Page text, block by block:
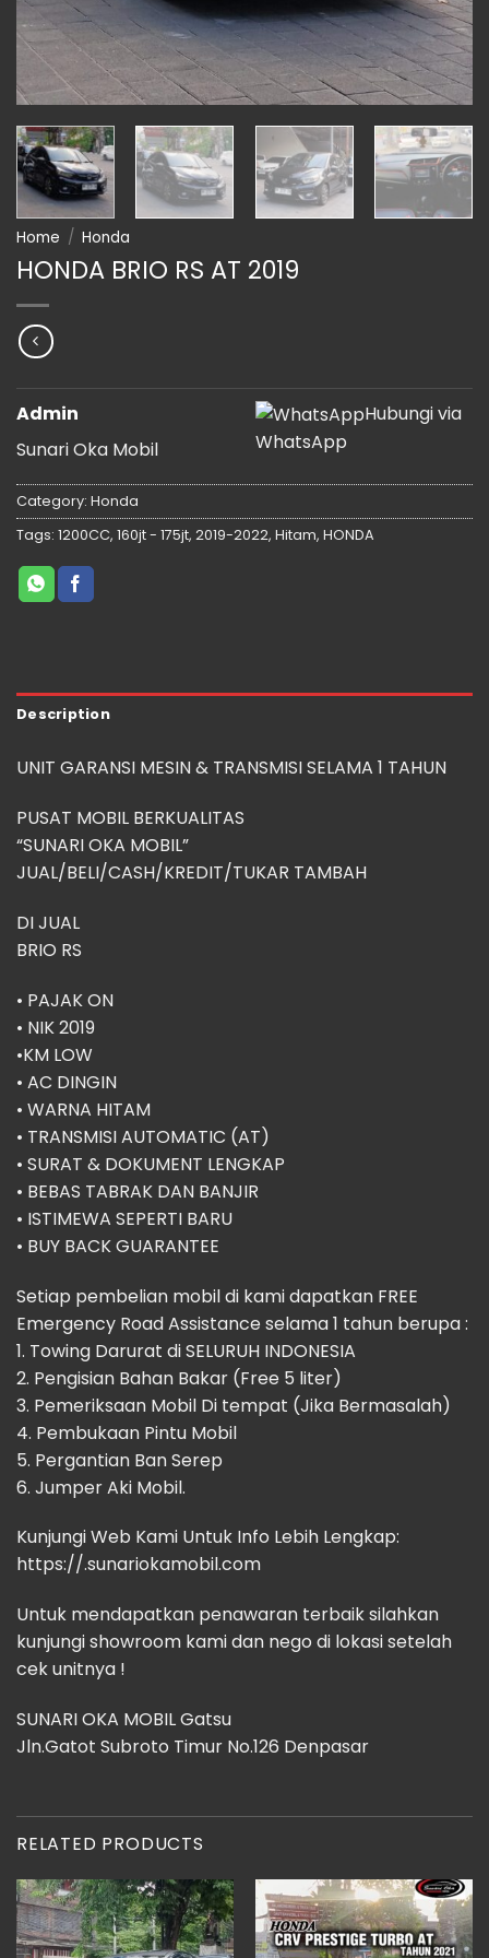
Home / Honda
HONDA BRIO RS AT 2019
Admin
Sunari Oka Mobil
Hubungi via
WhatsApp
Category: Honda
Tags: 1200CC, 160jt - 175jt, 2019-2022, Hitam, HONDA
Description
UNIT GARANSI MESIN & TRANSMISI SELAMA 1 TAHUN
PUSAT MOBIL BERKUALITAS
“SUNARI OKA MOBIL”
JUAL/BELI/CASH/KREDIT/TUKAR TAMBAH
DI JUAL
BRIO RS
•⁠ ⁠⁠PAJAK ON
•⁠ ⁠⁠NIK 2019
•KM LOW
•⁠ ⁠⁠AC DINGIN
•⁠ ⁠WARNA HITAM
•⁠ ⁠TRANSMISI AUTOMATIC (AT)
•⁠ ⁠SURAT & DOKUMENT LENGKAP
•⁠ ⁠BEBAS TABRAK DAN BANJIR
•⁠ ⁠ISTIMEWA SEPERTI BARU
•⁠ ⁠BUY BACK GUARANTEE
Setiap pembelian mobil di kami dapatkan FREE
Emergency Road Assistance selama 1 tahun berupa :
1.⁠ ⁠Towing Darurat di SELURUH INDONESIA
2.⁠ ⁠Pengisian Bahan Bakar (Free 5 liter)
3.⁠ ⁠Pemeriksaan Mobil Di tempat (Jika Bermasalah)
4.⁠ ⁠Pembukaan Pintu Mobil
5.⁠ ⁠Pergantian Ban Serep
6.⁠ ⁠Jumper Aki Mobil.
Kunjungi Web Kami Untuk Info Lebih Lengkap:
https://.sunariokamobil.com
Untuk mendapatkan penawaran terbaik silahkan
kunjungi showroom kami dan nego di lokasi setelah
cek unitnya !
SUNARI OKA MOBIL Gatsu
Jln.Gatot Subroto Timur No.126 Denpasar
RELATED PRODUCTS